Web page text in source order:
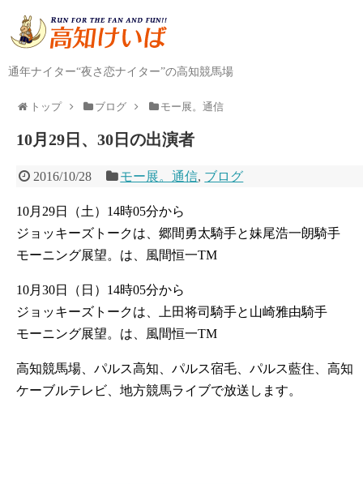
通年ナイター“夜さ恋ナイター”の高知競馬場
トップ ブログ モー展。通信
10月29日、30日の出演者
2016/10/28 モー展。通信, ブログ
10月29日（土）14時05分から
ジョッキーズトークは、郷間勇太騎手と妹尾浩一朗騎手
モーニング展望。は、風間恒一TM
10月30日（日）14時05分から
ジョッキーズトークは、上田将司騎手と山崎雅由騎手
モーニング展望。は、風間恒一TM
高知競馬場、パルス高知、パルス宿毛、パルス藍住、高知
ケーブルテレビ、地方競馬ライブで放送します。